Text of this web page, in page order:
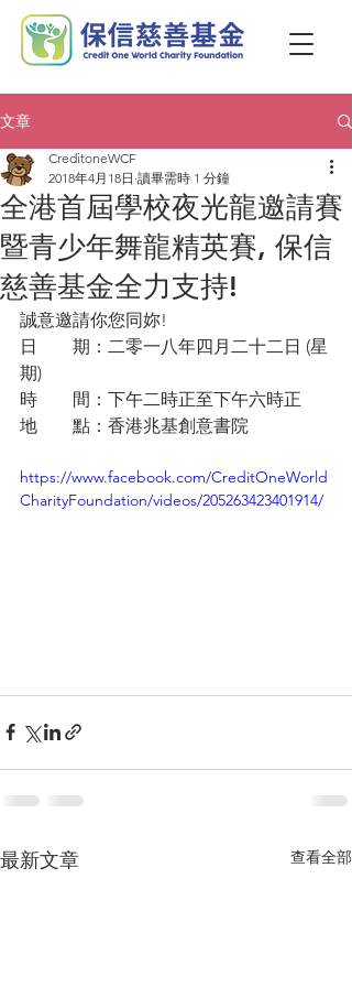
文章
全港首屆學校夜光龍邀請賽
暨青少年舞龍精英賽, 保信
慈善基金全力支持!
CreditoneWCF
2018年4月18日 讀畢需時 1 分鐘
誠意邀請你您同妳!
日　　期：二零一八年四月二十二日 (星
期)
時　　間：下午二時正至下午六時正
地　　點：香港兆基創意書院
https://www.facebook.com/CreditOneWorld
CharityFoundation/videos/205263423401914/
最新文章 查看全部